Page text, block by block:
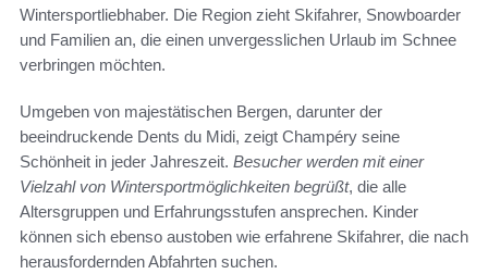
Wintersportliebhaber. Die Region zieht Skifahrer, Snowboarder
und Familien an, die einen unvergesslichen Urlaub im Schnee
verbringen möchten.
Umgeben von majestätischen Bergen, darunter der
beeindruckende Dents du Midi, zeigt Champéry seine
Schönheit in jeder Jahreszeit. Besucher werden mit einer
Vielzahl von Wintersportmöglichkeiten begrüßt, die alle
Altersgruppen und Erfahrungsstufen ansprechen. Kinder
können sich ebenso austoben wie erfahrene Skifahrer, die nach
herausfordernden Abfahrten suchen.